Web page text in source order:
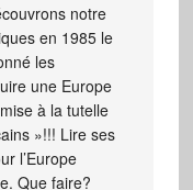
notre
en 1985 le
les
une Europe
à la tutelle
»!!! Lire ses
l’Europe
Que faire?